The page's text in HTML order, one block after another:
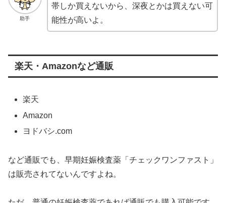
助手
帯しか買えないから、深夜とかは買えない可
能性が高いよ。
楽天・Amazonなど通販
楽天
Amazon
ヨドバシ.com
など通販でも、早期妊娠検査薬「チェックワンファスト」
は販売されてないんですよね。